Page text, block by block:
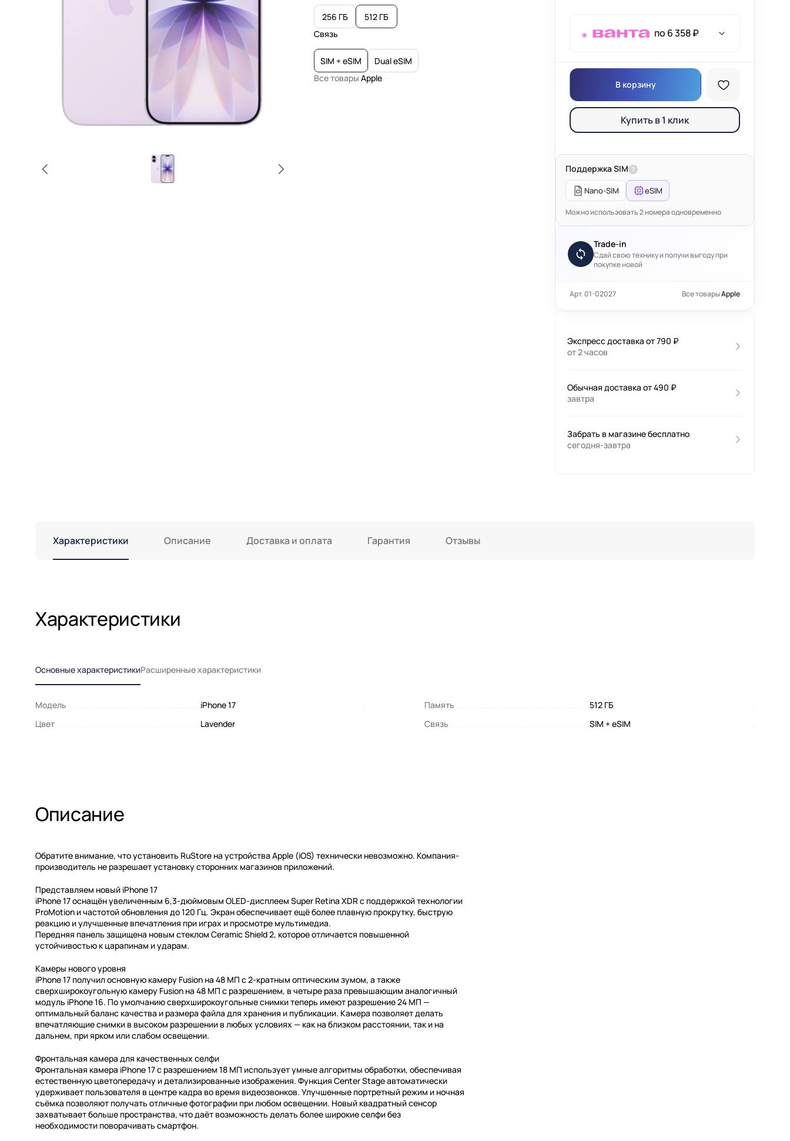
256 ГБ
512 ГБ
Связь
SIM + eSIM
Dual eSIM
Все товары Apple
по 6 358 ₽
В корзину
Купить в 1 клик
Поддержка SIM ?
Nano-SIM eSIM
Можно использовать 2 номера одновременно
Trade-in
Сдай свою технику и получи выгоду при
покупке новой
Арт. 01-02027 Все товарыApple
Экспресс доставка от 790 ₽
от 2 часов
Обычная доставка от 490 ₽
завтра
Забрать в магазине бесплатно
сегодня-завтра
Характеристики Описание Доставка и оплата Гарантия Отзывы
Характеристики
Основные характеристикиРасширенные характеристики
Модель iPhone 17 Память
512 ГБ
Цвет
Lavender Связь SIM + eSIM
Описание
Обратите внимание, что установить RuStore на устройства Apple (iOS) технически невозможно. Компания-
производитель не разрешает установку сторонних магазинов приложений.
Представляем новый iPhone 17
iPhone 17 оснащён увеличенным 6,3-дюймовым OLED-дисплеем Super Retina XDR с поддержкой технологии
ProMotion и частотой обновления до 120 Гц. Экран обеспечивает ещё более плавную прокрутку, быструю
реакцию и улучшенные впечатления при играх и просмотре мультимедиа.
Передняя панель защищена новым стеклом Ceramic Shield 2, которое отличается повышенной
устойчивостью к царапинам и ударам.
Камеры нового уровня
iPhone 17 получил основную камеру Fusion на 48 МП с 2-кратным оптическим зумом, а также
сверхширокоугольную камеру Fusion на 48 МП с разрешением, в четыре раза превышающим аналогичный
модуль iPhone 16. По умолчанию сверхширокоугольные снимки теперь имеют разрешение 24 МП —
оптимальный баланс качества и размера файла для хранения и публикации. Камера позволяет делать
впечатляющие снимки в высоком разрешении в любых условиях — как на близком расстоянии, так и на
дальнем, при ярком или слабом освещении.
Фронтальная камера для качественных селфи
Фронтальная камера iPhone 17 с разрешением 18 МП использует умные алгоритмы обработки, обеспечивая
естественную цветопередачу и детализированные изображения. Функция Center Stage автоматически
удерживает пользователя в центре кадра во время видеозвонков. Улучшенные портретный режим и ночная
съёмка позволяют получать отличные фотографии при любом освещении. Новый квадратный сенсор
захватывает больше пространства, что даёт возможность делать более широкие селфи без
необходимости поворачивать смартфон.